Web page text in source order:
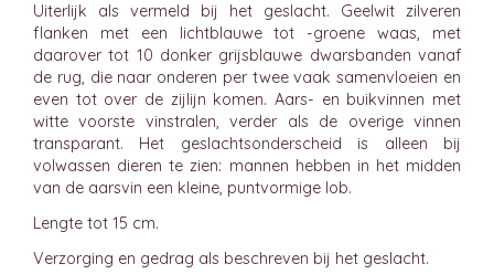
Uiterlijk als vermeld bij het geslacht. Geelwit zilveren
flanken met een lichtblauwe tot -groene waas, met
daarover tot 10 donker grijsblauwe dwarsbanden vanaf
de rug, die naar onderen per twee vaak samenvloeien en
even tot over de zijlijn komen. Aars- en buikvinnen met
witte voorste vinstralen, verder als de overige vinnen
transparant. Het geslachtsonderscheid is alleen bij
volwassen dieren te zien: mannen hebben in het midden
van de aarsvin een kleine, puntvormige lob.
Lengte tot 15 cm.
Verzorging en gedrag als beschreven bij het geslacht.